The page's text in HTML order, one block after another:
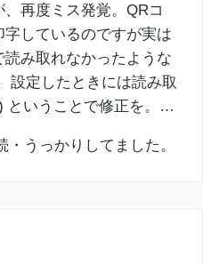
、再度ミス発覚。QRコ
字しているのですが実は
読み取れなかったような
設定したときには読み取
ということで修正を。…